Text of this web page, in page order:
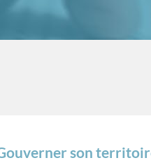
son